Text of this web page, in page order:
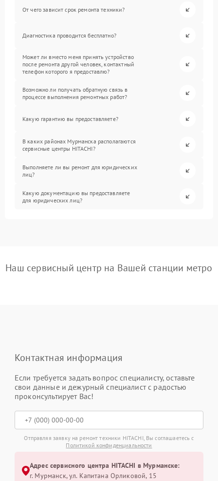
От чего зависит срок ремонта техники?
Диагностика проводится бесплатно?
Может ли вместо меня принять устройство
после ремонта другой человек, контактный
телефон которого я предоставлю?
Возможно ли получать обратную связь в
процессе выполнения ремонтных работ?
Какую гарантию вы предоставляете?
В каких районах Мурманска располагаются
сервисные центры HITACHI?
Выполняете ли вы ремонт для юридических
лиц?
Какую документацию вы предоставляете
для юридических лиц?
Наш сервисный центр на Вашей станции метро
Контактная информация
Если требуется задать вопрос специалисту, оставьте
свои данные и дежурный специалист с радостью
проконсультирует Вас!
Отправляя заявку на ремонт техники HITACHI, Вы соглашаетесь с
Политикой конфиденциальности
Адрес сервисного центра HITACHI в Мурманске:
г. Мурманск, ул. Капитана Орликовой, 15